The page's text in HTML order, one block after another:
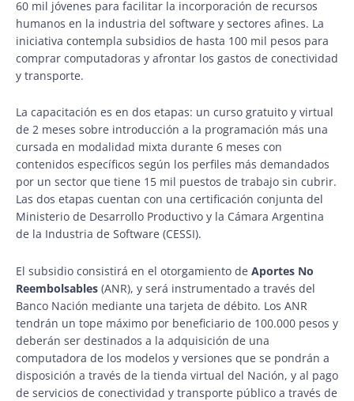
60 mil jóvenes para facilitar la incorporación de recursos
humanos en la industria del software y sectores afines. La
iniciativa contempla subsidios de hasta 100 mil pesos para
comprar computadoras y afrontar los gastos de conectividad
y transporte.
La capacitación es en dos etapas: un curso gratuito y virtual
de 2 meses sobre introducción a la programación más una
cursada en modalidad mixta durante 6 meses con
contenidos específicos según los perfiles más demandados
por un sector que tiene 15 mil puestos de trabajo sin cubrir.
Las dos etapas cuentan con una certificación conjunta del
Ministerio de Desarrollo Productivo y la Cámara Argentina
de la Industria de Software (CESSI).
El subsidio consistirá en el otorgamiento de Aportes No
Reembolsables (ANR), y será instrumentado a través del
Banco Nación mediante una tarjeta de débito. Los ANR
tendrán un tope máximo por beneficiario de 100.000 pesos y
deberán ser destinados a la adquisición de una
computadora de los modelos y versiones que se pondrán a
disposición a través de la tienda virtual del Nación, y al pago
de servicios de conectividad y transporte público a través de